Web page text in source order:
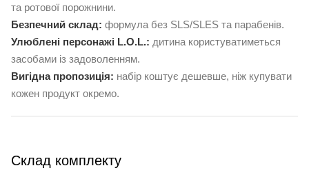
та ротової порожнини.
Безпечний склад: формула без SLS/SLES та парабенів.
Улюблені персонажі L.O.L.: дитина користуватиметься
засобами із задоволенням.
Вигідна пропозиція: набір коштує дешевше, ніж купувати
кожен продукт окремо.
Склад комплекту